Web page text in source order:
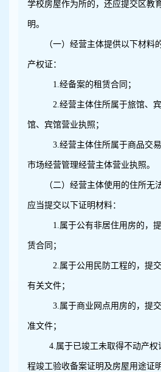
学校房屋作为所的，还应提交区教
明。
（一）经营主体提供以下材料
产权证：
1.经备案的租赁合同；
2.经营主体住所属于旅馆、
馆、宾馆营业执照；
3.经营主体住所属于商品交
市场经营管理经营主体营业执照。
（二）经营主体使用的住所无
应当提交以下证明材料：
1.属于公有非居住用房的，
赁合同；
2.属于公用民防工程的，提
有关文件；
3.属于商业网点用房的，提
准文件；
4.属于已竣工未取得不动产
程竣工验收备案证明及房屋用途证